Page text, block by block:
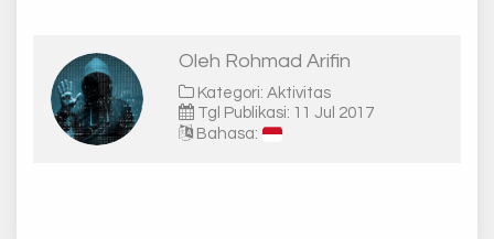
Oleh Rohmad Arifin
Kategori: Aktivitas
Tgl Publikasi: 11 Jul 2017
Bahasa: